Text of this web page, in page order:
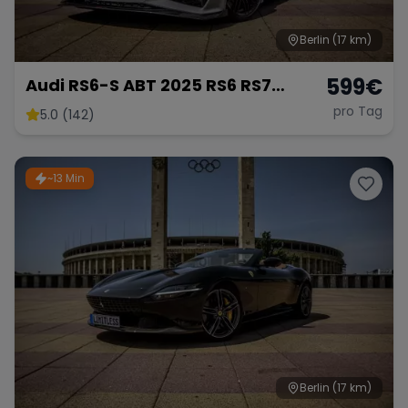
Berlin (17 km)
Audi RS6-S ABT 2025 RS6 RS7
mieten 800 PS Berlin Sportwagen
5.0 (142)
599€
pro Tag
~13 Min
Berlin (17 km)